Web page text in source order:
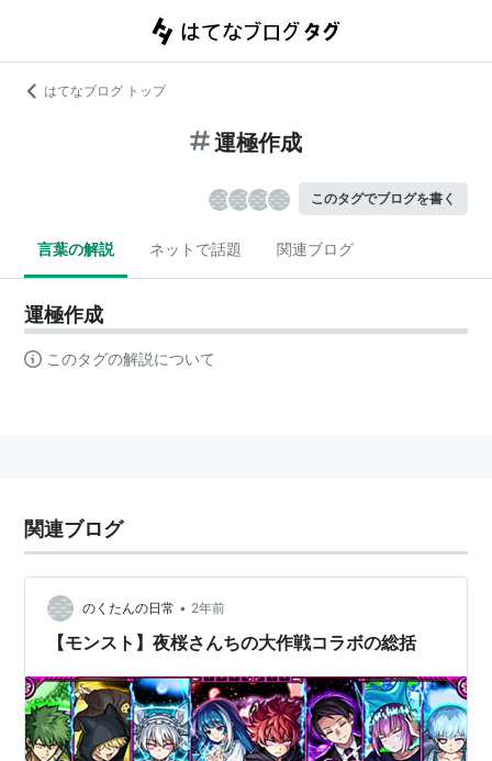
はてなブログ トップ
運極作成
このタグでブログを書く
言葉の解説 ネットで話題 関連ブログ
運極作成
このタグの解説について
関連ブログ
のくたんの日常 • 2年前
【モンスト】夜桜さんちの大作戦コラボの総括